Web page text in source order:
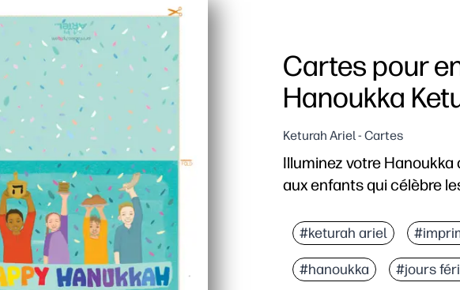
Cartes pour
Hanoukka
Keturah Ariel - Cartes
Illuminez votre
aux enfants qui célèbre
Imprimez dès
Les œuvres d'art
Polyvalent pour la
#keturah ariel
#hanoukka #jours